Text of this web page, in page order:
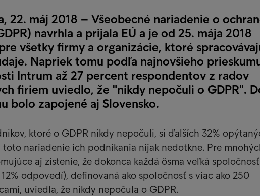
22. máj 2018 – Všeobecné nariadenie o
navrhla a prijala EÚ a je od 25. mája 2018
všetky firmy a organizácie, ktoré
Napriek tomu podľa najnovšieho
Intrum až 27 percent respondentov z radov
firiem uviedlo, že "nikdy nepočuli o GDPR".
bolo zapojené aj Slovensko.
ktoré o GDPR nikdy nepočuli, si ďalších 32%
toto nariadenie ich podnikania nijak nedotkne. Pre
aj zistenie, že dokonca každá ôsma veľká
odpovedí), definovaná ako spoločnosť s viac ako 250
uviedla, že nikdy nepočula o GDPR.